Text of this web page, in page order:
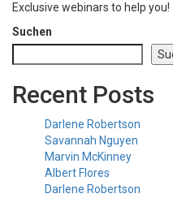
Exclusive webinars to help you!
Suchen
Recent Posts
Darlene Robertson
Savannah Nguyen
Marvin McKinney
Albert Flores
Darlene Robertson